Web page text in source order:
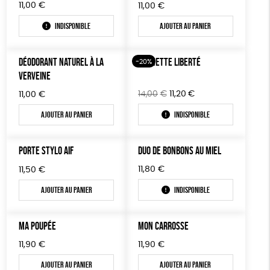
11,00 €
Indisponible
11,00 €
Ajouter au panier
DÉODORANT NATUREL À LA
VERVEINE
11,00 €
Ajouter au panier
-20%
POCHETTE LIBERTÉ
14,00 € Le
prix
initial
11,20 €Le
prix
actuel
Indisponible
PORTE STYLO AIF
11,50 €
Ajouter au panier
DUO DE BONBONS AU MIEL
11,80 €
Indisponible
MA POUPÉE
11,90 €
Ajouter au panier
MON CARROSSE
11,90 €
Ajouter au panier